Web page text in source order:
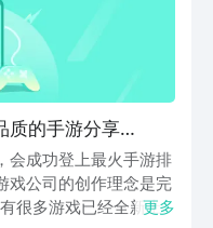
质的手游分享
会成功登上最火手游排
戏公司的创作理念是完
很多游戏已经全新上
更多